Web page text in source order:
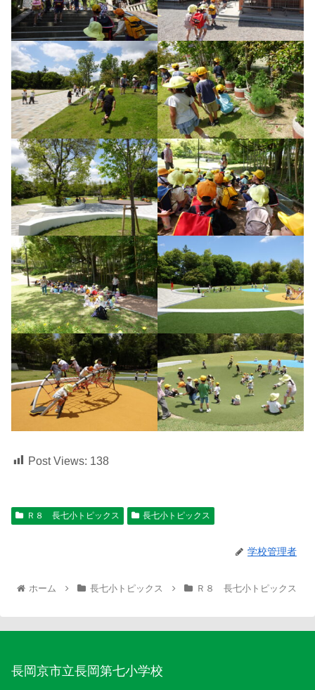
Post Views: 138
Ｒ８ 長七小トピックス 長七小トピックス
学校管理者
ホーム 長七小トピックス Ｒ８ 長七小トピックス
長岡京市立長岡第七小学校